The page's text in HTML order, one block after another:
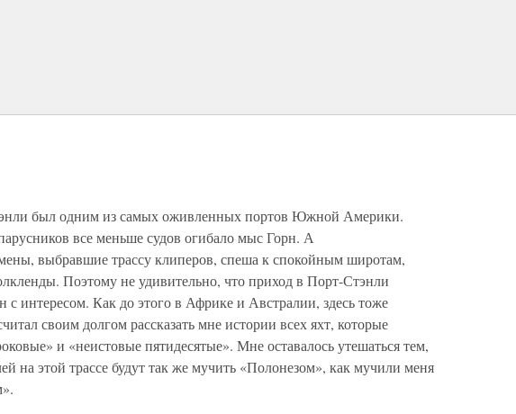
был одним из самых оживленных портов Южной Америки.
все меньше судов огибало мыс Горн. А
выбравшие трассу клиперов, спеша к спокойным широтам,
Поэтому не удивительно, что приход в Порт-Стэнли
с интересом. Как до этого в Африке и Австралии, здесь тоже
своим долгом рассказать мне истории всех яхт, которые
и «неистовые пятидесятые». Мне оставалось утешаться тем,
на этой трассе будут так же мучить «Полонезом», как мучили меня